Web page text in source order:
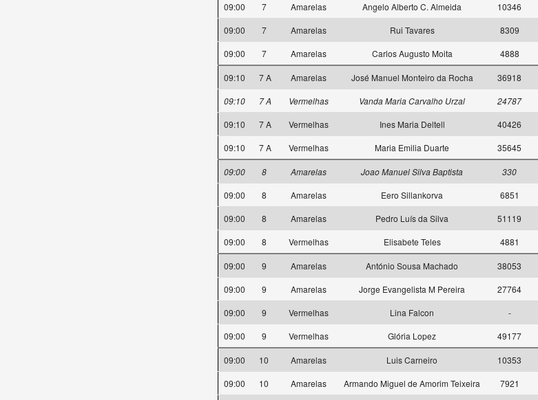
09:00
7 Amarelas Angelo Alberto C. Almeida 10346
09:00
7 Amarelas Rui Tavares 8309
09:00
7 Amarelas Carlos Augusto Moita 4888
09:10 7 A Amarelas José Manuel Monteiro da Rocha 36918
09:10
7 A Vermelhas Vanda Maria Carvalho Urzal 24787
09:10
7 A Vermelhas Ines Maria Deltell 40426
09:10
7 A Vermelhas Maria Emilia Duarte 35645
09:00 8 Amarelas Joao Manuel Silva Baptista 330
09:00
8 Amarelas Eero Sillankorva 6851
09:00
8 Amarelas Pedro Luís da Silva 51119
09:00
8 Vermelhas Elisabete Teles 4881
09:00 9 Amarelas António Sousa Machado 38053
09:00
9 Amarelas Jorge Evangelista M Pereira 27764
09:00
9 Vermelhas Lina Falcon -
09:00
9 Vermelhas Glória Lopez 49177
09:00 10 Amarelas Luis Carneiro 10353
09:00
10 Amarelas Armando Miguel de Amorim Teixeira 7921